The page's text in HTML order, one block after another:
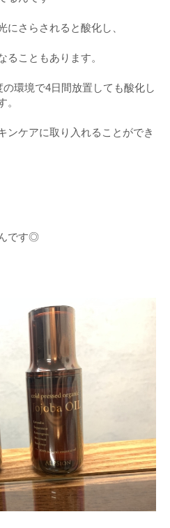
にさらされると酸化し、
ることもあります。
環境で4日間放置しても酸化し
。
ンケアに取り入れることができ
です◎